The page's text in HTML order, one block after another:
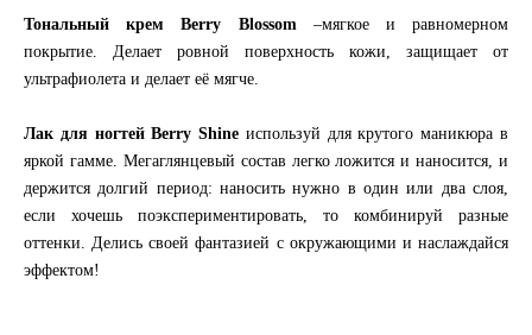
Тональный крем Berry Blossom –мягкое и равномерном
покрытие. Делает ровной поверхность кожи, защищает от
ультрафиолета и делает её мягче.
Лак для ногтей Berry Shine используй для крутого маникюра в
яркой гамме. Мегаглянцевый состав легко ложится и наносится, и
держится долгий период: наносить нужно в один или два слоя,
если хочешь поэкспериментировать, то комбинируй разные
оттенки. Делись своей фантазией с окружающими и наслаждайся
эффектом!